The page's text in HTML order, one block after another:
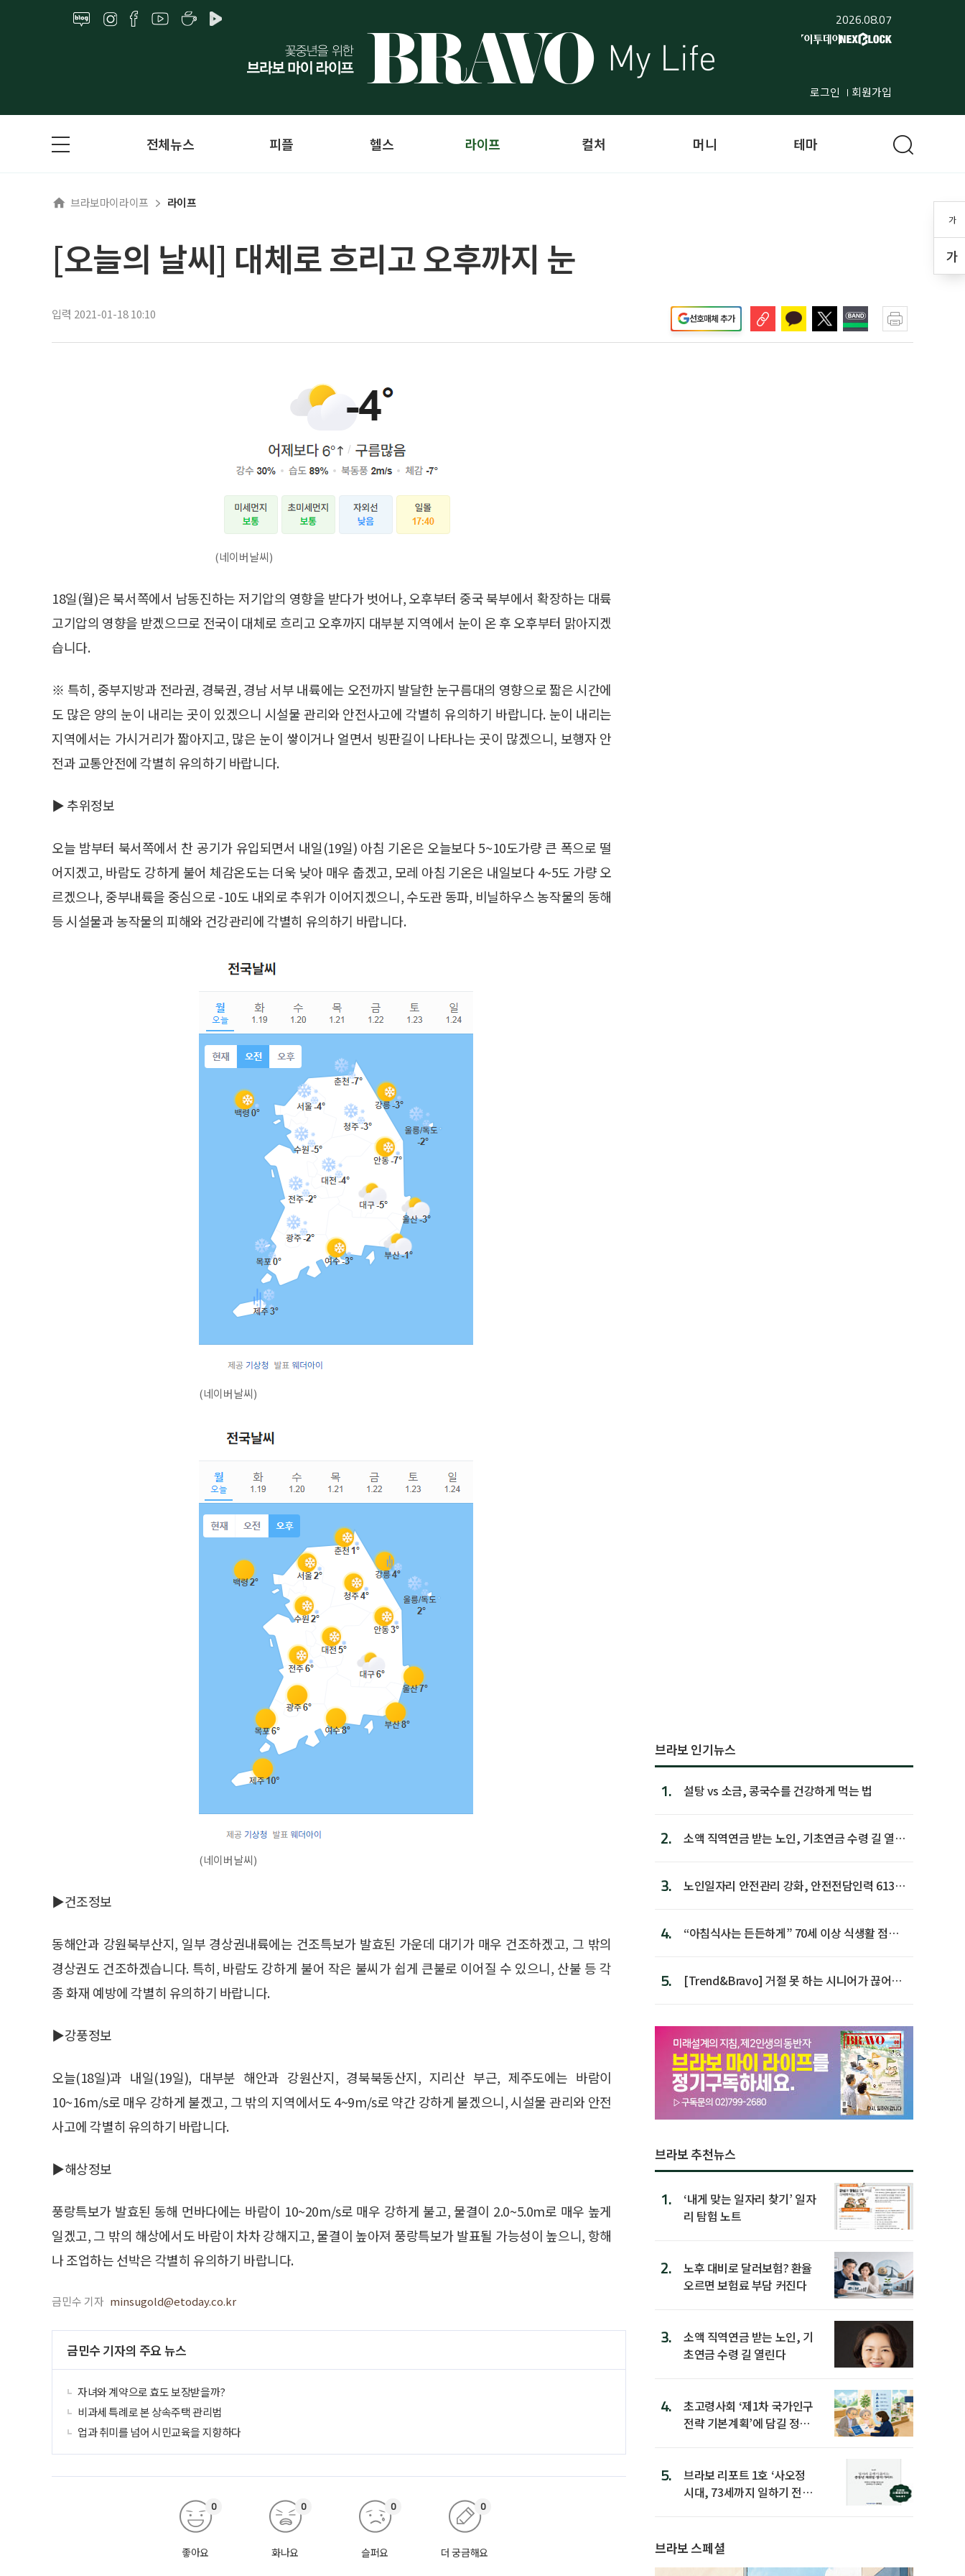
2026.08.07
로그인 회원가입
가
가
전체뉴스 피플 헬스 라이프 컬처 머니 테마
브라보마이라이프 라이프
[오늘의 날씨] 대체로 흐리고 오후까지 눈
입력 2021-01-18 10:10 선호매체 추가
(네이버날씨)
18일(월)은 북서쪽에서 남동진하는 저기압의 영향을 받다가 벗어나, 오후부터 중국 북부에서 확장하는 대륙
고기압의 영향을 받겠으므로 전국이 대체로 흐리고 오후까지 대부분 지역에서 눈이 온 후 오후부터 맑아지겠
습니다.
※ 특히, 중부지방과 전라권, 경북권, 경남 서부 내륙에는 오전까지 발달한 눈구름대의 영향으로 짧은 시간에
도 많은 양의 눈이 내리는 곳이 있겠으니 시설물 관리와 안전사고에 각별히 유의하기 바랍니다. 눈이 내리는
지역에서는 가시거리가 짧아지고, 많은 눈이 쌓이거나 얼면서 빙판길이 나타나는 곳이 많겠으니, 보행자 안
전과 교통안전에 각별히 유의하기 바랍니다.
▶ 추위정보
오늘 밤부터 북서쪽에서 찬 공기가 유입되면서 내일(19일) 아침 기온은 오늘보다 5~10도가량 큰 폭으로 떨
어지겠고, 바람도 강하게 불어 체감온도는 더욱 낮아 매우 춥겠고, 모레 아침 기온은 내일보다 4~5도 가량 오
르겠으나, 중부내륙을 중심으로 -10도 내외로 추위가 이어지겠으니, 수도관 동파, 비닐하우스 농작물의 동해
등 시설물과 농작물의 피해와 건강관리에 각별히 유의하기 바랍니다.
(네이버날씨)
(네이버날씨)
▶건조정보
동해안과 강원북부산지, 일부 경상권내륙에는 건조특보가 발효된 가운데 대기가 매우 건조하겠고, 그 밖의
경상권도 건조하겠습니다. 특히, 바람도 강하게 불어 작은 불씨가 쉽게 큰불로 이어질 수 있으니, 산불 등 각
종 화재 예방에 각별히 유의하기 바랍니다.
▶강풍정보
오늘(18일)과 내일(19일), 대부분 해안과 강원산지, 경북북동산지, 지리산 부근, 제주도에는 바람이
10~16m/s로 매우 강하게 불겠고, 그 밖의 지역에서도 4~9m/s로 약간 강하게 불겠으니, 시설물 관리와 안전
사고에 각별히 유의하기 바랍니다.
▶해상정보
풍랑특보가 발효된 동해 먼바다에는 바람이 10~20m/s로 매우 강하게 불고, 물결이 2.0~5.0m로 매우 높게
일겠고, 그 밖의 해상에서도 바람이 차차 강해지고, 물결이 높아져 풍랑특보가 발표될 가능성이 높으니, 항해
나 조업하는 선박은 각별히 유의하기 바랍니다.
금민수 기자 minsugold@etoday.co.kr
금민수 기자의 주요 뉴스
자녀와 계약으로 효도 보장받을까?
비과세 특례로 본 상속주택 관리법
업과 취미를 넘어 시민교육을 지향하다
좋아요
0
화나요
0
슬퍼요
0
더 궁금해요
0
브라보 인기뉴스
1. 설탕 vs 소금, 콩국수를 건강하게 먹는 법
2.
소액 직역연금 받는 노인, 기초연금 수령 길 열린
3.
노인일자리 안전관리 강화, 안전전담인력 613명
4.
“아침식사는 든든하게” 70세 이상 식생활 점수
5.
[Trend&Bravo] 거절 못 하는 시니어가 끊어야
브라보 추천뉴스
1.
‘내게 맞는 일자리 찾기’ 일자
리 탐험 노트
2.
노후 대비로 달러보험? 환율
오르면 보험료 부담 커진다
3.
소액 직역연금 받는 노인, 기
초연금 수령 길 열린다
4.
초고령사회 ‘제1차 국가인구
전략 기본계획’에 담길 정책
5.
브라보 리포트 1호 ‘사오정
시대, 73세까지 일하기 전략’
브라보 스페셜